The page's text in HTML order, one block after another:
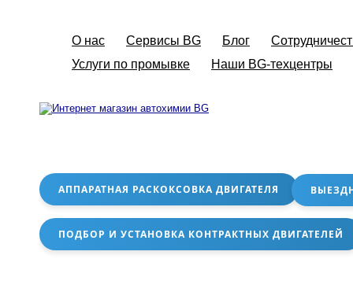
О нас Сервисы BG Блог
Услуги по промывке
Наши BG-техцентры
АППАРАТНАЯ РАСКОКСОВКА ДВИГАТЕЛЯ
ПОДБОР И УСТАНОВКА КОНТРАКТНЫХ ДВИГАТЕЛЕЙ